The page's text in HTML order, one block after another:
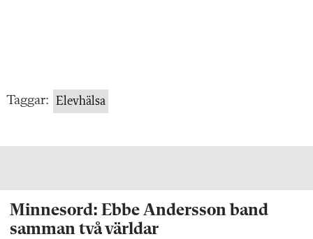
Taggar: Elevhälsa
Minnesord: Ebbe Andersson band
samman två världar